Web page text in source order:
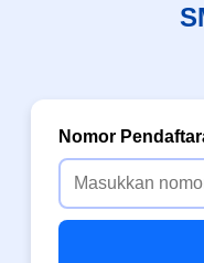
Nomor